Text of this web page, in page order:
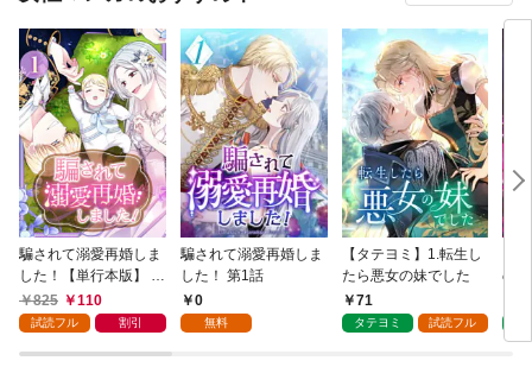
騙されて溺愛再婚しま
した！【単行本版】 1
巻825 110
試読フル 割引
騙されて溺愛再婚しま
した！ 第1話
0
無料
【タテヨミ】1.転生し
たら悪女の妹でした
71
タテヨミ 試読フル
の